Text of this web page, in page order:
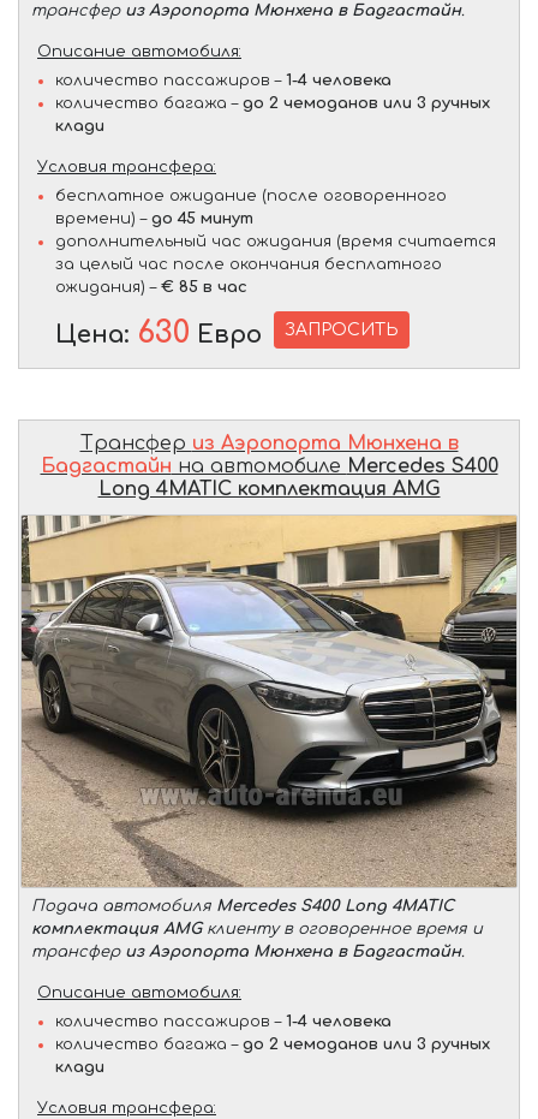
трансфер из Аэропорта Мюнхена в Бадгастайн.
Описание автомобиля:
количество пассажиров – 1-4 человека
количество багажа – до 2 чемоданов или 3 ручных
клади
Условия трансфера:
бесплатное ожидание (после оговоренного
времени) – до 45 минут
дополнительный час ожидания (время считается
за целый час после окончания бесплатного
ожидания) – € 85 в час
Цена: 630 Евро ЗАПРОСИТЬ
Трансфер из Аэропорта Мюнхена в
Бадгастайн на автомобиле Mercedes S400
Long 4MATIC комплектация AMG
Подача автомобиля Mercedes S400 Long 4MATIC
комплектация AMGклиенту в оговоренное время и
трансфер из Аэропорта Мюнхена в Бадгастайн.
Описание автомобиля:
количество пассажиров – 1-4 человека
количество багажа – до 2 чемоданов или 3 ручных
клади
Условия трансфера: